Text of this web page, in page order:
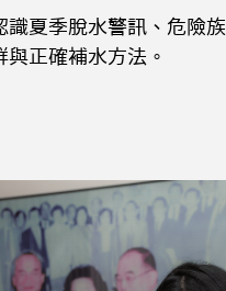
識夏季脫水警訊、危險族
與正確補水方法。